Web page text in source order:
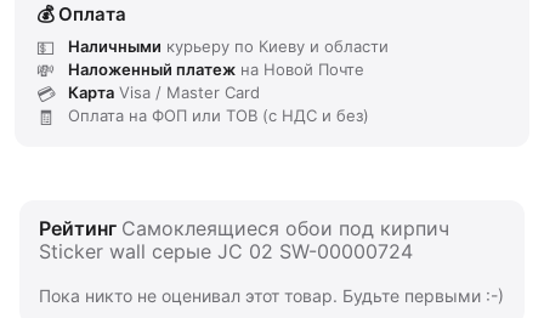
Оплата
Наличными курьеру по Киеву и области
Наложенный платеж на Новой Почте
Карта Visa / Master Card
Оплата на ФОП или ТОВ (с НДС и без)
Рейтинг Самоклеящиеся обои под кирпич
Sticker wall серые JC 02 SW-00000724
Пока никто не оценивал этот товар. Будьте первыми :-)